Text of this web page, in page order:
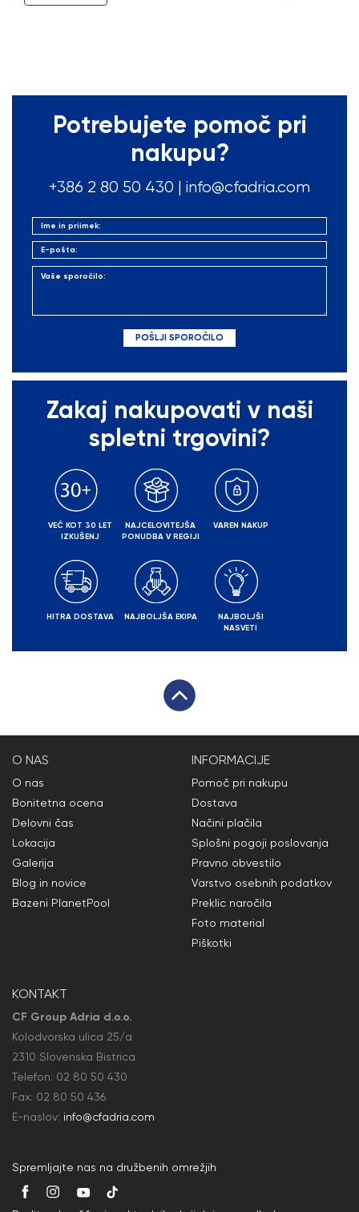
Potrebujete pomoč pri
nakupu?
+386 2 80 50 430 | info@cfadria.com
Zakaj nakupovati v naši
spletni trgovini?
VEČ KOT 30 LET
IZKUŠENJ
NAJCELOVITEJŠA
PONUDBA V REGIJI
VAREN NAKUP
HITRA DOSTAVA NAJBOLJŠA EKIPA
NAJBOLJŠI
NASVETI
O NAS
O nas
Bonitetna ocena
Delovni čas
Lokacija
Galerija
Blog in novice
Bazeni PlanetPool
INFORMACIJE
Pomoč pri nakupu
Dostava
Načini plačila
Splošni pogoji poslovanja
Pravno obvestilo
Varstvo osebnih podatkov
Preklic naročila
Foto material
Piškotki
KONTAKT
CF Group Adria d.o.o.
Kolodvorska ulica 25/a
2310 Slovenska Bistrica
Telefon: 02 80 50 430
Fax: 02 80 50 436
E-naslov: info@cfadria.com
Spremljajte nas na družbenih omrežjih